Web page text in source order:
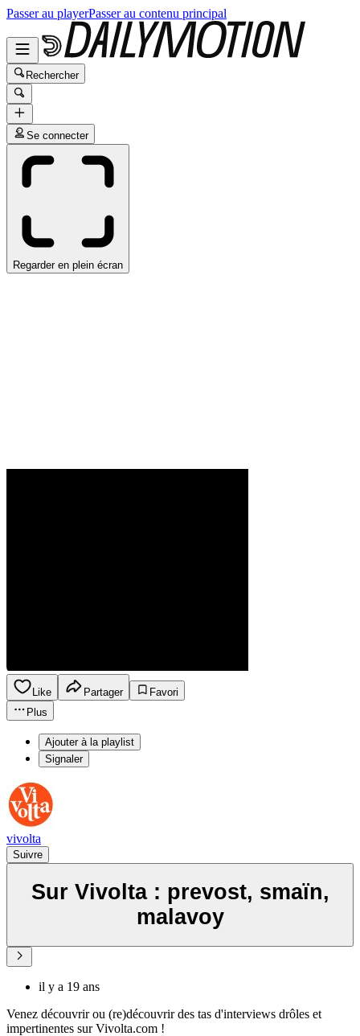
Passer au playerPasser au contenu principal
Rechercher
Se connecter
Regarder en plein écran
Like Partager
Favori
Plus
Ajouter à la playlist
Signaler
vivolta
Suivre
Sur Vivolta : prevost, smaïn,
malavoy
il y a 19 ans
Venez découvrir ou (re)découvrir des tas d'interviews drôles et
impertinentes sur Vivolta.com !